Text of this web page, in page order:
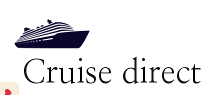
Cruise direct